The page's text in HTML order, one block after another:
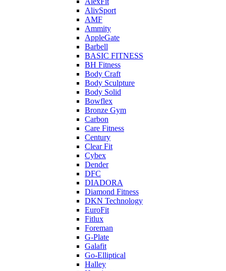
AlivSport
AMF
Ammity
AppleGate
Barbell
BASIC FITNESS
BH Fitness
Body Craft
Body Sculpture
Body Solid
Bowflex
Bronze Gym
Carbon
Care Fitness
Century
Clear Fit
Cybex
Dender
DFC
DIADORA
Diamond Fitness
DKN Technology
EuroFit
Fitlux
Foreman
G-Plate
Galafit
Go-Elliptical
Halley